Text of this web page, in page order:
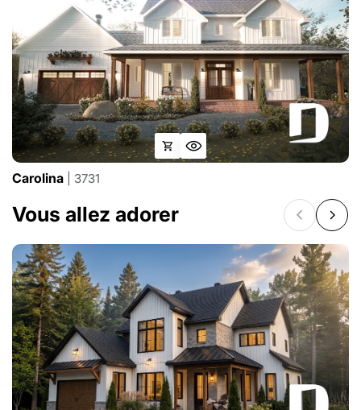
Carolina | 3731
Vous allez adorer